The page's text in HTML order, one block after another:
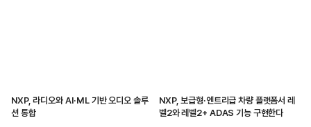
NXP, 라디오와 AI·ML 기반 오디오 솔루
션 통합
NXP, 보급형·엔트리급 차량 플랫폼서 레
벨2와 레벨2+ ADAS 기능 구현한다